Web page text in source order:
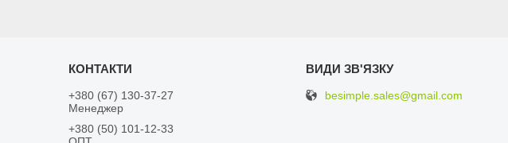
+380 (67) 130-37-27
Менеджер
+380 (50) 101-12-33
besimple.sales@gmail.com